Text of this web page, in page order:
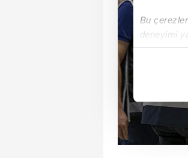
Bu
deneyimi
içerikleri
Sizlere
çerezler